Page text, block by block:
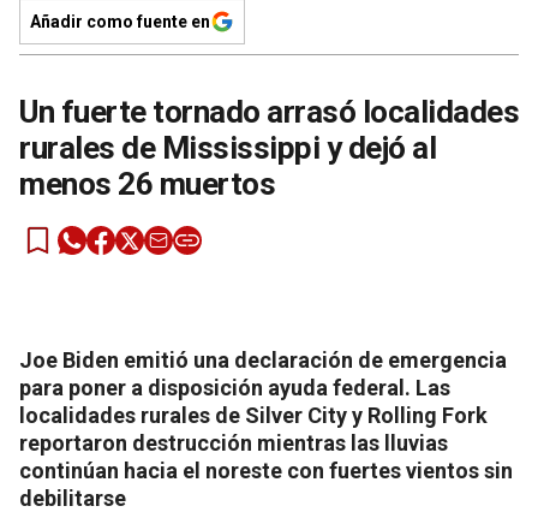
Añadir como fuente en
Un fuerte tornado arrasó localidades
rurales de Mississippi y dejó al
menos 26 muertos
Joe Biden emitió una declaración de emergencia
para poner a disposición ayuda federal. Las
localidades rurales de Silver City y Rolling Fork
reportaron destrucción mientras las lluvias
continúan hacia el noreste con fuertes vientos sin
debilitarse